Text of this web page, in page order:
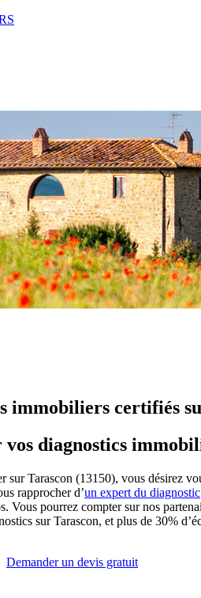
immobiliers certifiés
diagnostics
Tarascon (13150), vous désirez
rapprocher d’un expert du diagnostic
Vous pourrez compter sur nos
sur Tarascon, et plus de 30%
Demander un devis gratuit